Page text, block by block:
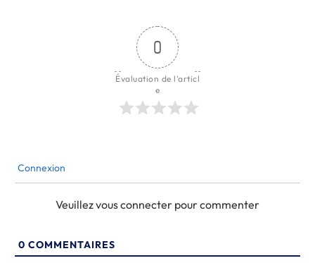
0
Évaluation de l'articl
e
Connexion
Veuillez vous connecter pour commenter
0 COMMENTAIRES